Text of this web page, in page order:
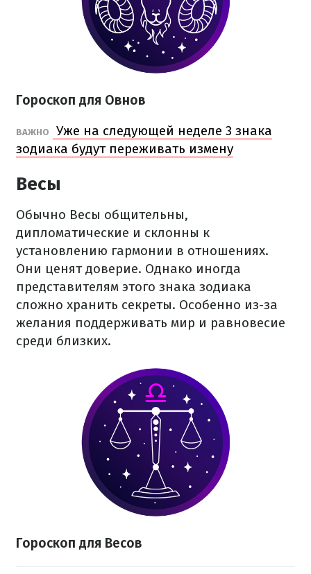
Гороскоп для Овнов
ВАЖНО
Уже на следующей неделе 3 знака
зодиака будут переживать измену
Весы
Обычно Весы общительны,
дипломатические и склонны к
установлению гармонии в отношениях.
Они ценят доверие. Однако иногда
представителям этого знака зодиака
сложно хранить секреты. Особенно из-за
желания поддерживать мир и равновесие
среди близких.
Гороскоп для Весов